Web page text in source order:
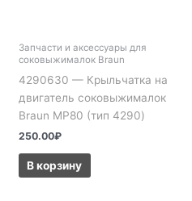
Запчасти и аксессуары для
соковыжималок Braun
4290630 — Крыльчатка на
двигатель соковыжималок
Braun MP80 (тип 4290)
250.00₽
В корзину